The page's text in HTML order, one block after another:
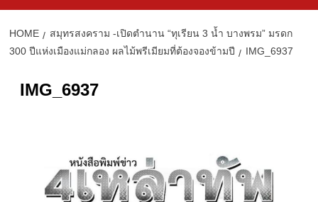
HOME
สมุทรสงคราม -เปิดตำนาน “ทุเรียน 3 น้ำ บางพรม” มรดก
300 ปีแห่งเมืองแม่กลอง ผลไม้พรีเมียมที่ต้องจองข้ามปี
IMG_6937
IMG_6937